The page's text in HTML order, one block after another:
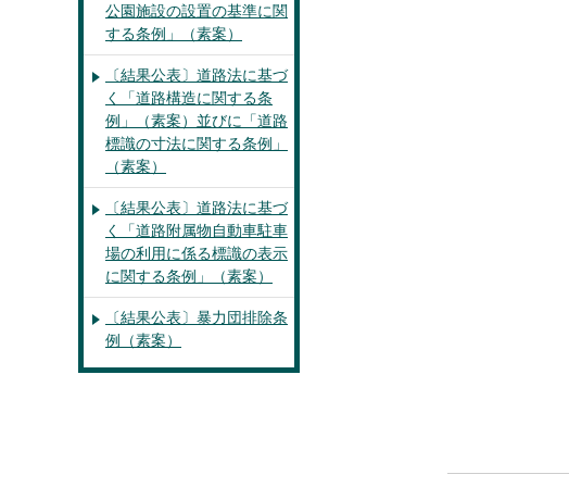
公園施設の設置の基準に関
する条例」（素案）
〔結果公表〕道路法に基づ
く「道路構造に関する条
例」（素案）並びに「道路
標識の寸法に関する条例」
（素案）
〔結果公表〕道路法に基づ
く「道路附属物自動車駐車
場の利用に係る標識の表示
に関する条例」（素案）
〔結果公表〕暴力団排除条
例（素案）